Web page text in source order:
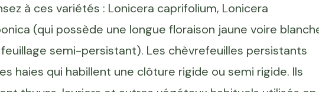
à ces variétés : Lonicera caprifolium, Lonicera
(qui possède une longue floraison jaune voire
semi-persistant). Les chèvrefeuilles persistants
haies qui habillent une clôture rigide ou semi rigide. Ils